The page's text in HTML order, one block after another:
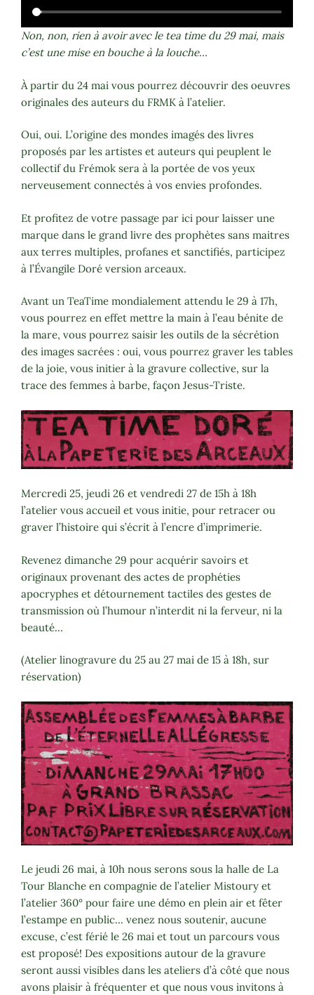
Non, non, rien à avoir avec le tea time du 29 mai, mais
c’est une mise en bouche à la louche…
À partir du 24 mai vous pourrez découvrir des oeuvres
originales des auteurs du FRMK à l’atelier.
Oui, oui. L’origine des mondes imagés des livres
proposés par les artistes et auteurs qui peuplent le
collectif du Frémok sera à la portée de vos yeux
nerveusement connectés à vos envies profondes.
Et profitez de votre passage par ici pour laisser une
marque dans le grand livre des prophètes sans maitres
aux terres multiples, profanes et sanctifiés, participez
à l’Évangile Doré version arceaux.
Avant un TeaTime mondialement attendu le 29 à 17h,
vous pourrez en effet mettre la main à l’eau bénite de
la mare, vous pourrez saisir les outils de la sécrétion
des images sacrées : oui, vous pourrez graver les tables
de la joie, vous initier à la gravure collective, sur la
trace des femmes à barbe, façon Jesus-Triste.
Mercredi 25, jeudi 26 et vendredi 27 de 15h à 18h
l’atelier vous accueil et vous initie, pour retracer ou
graver l’histoire qui s’écrit à l’encre d’imprimerie.
Revenez dimanche 29 pour acquérir savoirs et
originaux provenant des actes de prophéties
apocryphes et détournement tactiles des gestes de
transmission où l’humour n’interdit ni la ferveur, ni la
beauté…
(Atelier linogravure du 25 au 27 mai de 15 à 18h, sur
réservation)
Le jeudi 26 mai, à 10h nous serons sous la halle de La
Tour Blanche en compagnie de l’atelier Mistoury et
l’atelier 360° pour faire une démo en plein air et fêter
l’estampe en public… venez nous soutenir, aucune
excuse, c’est férié le 26 mai et tout un parcours vous
est proposé! Des expositions autour de la gravure
seront aussi visibles dans les ateliers d’à côté que nous
avons plaisir à fréquenter et que nous vous invitons à